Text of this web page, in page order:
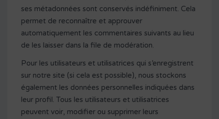
ses métadonnées sont conservés indéfiniment. Cela
permet de reconnaître et approuver
automatiquement les commentaires suivants au lieu
de les laisser dans la file de modération.
Pour les utilisateurs et utilisatrices qui s’enregistrent
sur notre site (si cela est possible), nous stockons
également les données personnelles indiquées dans
leur profil. Tous les utilisateurs et utilisatrices
peuvent voir, modifier ou supprimer leurs